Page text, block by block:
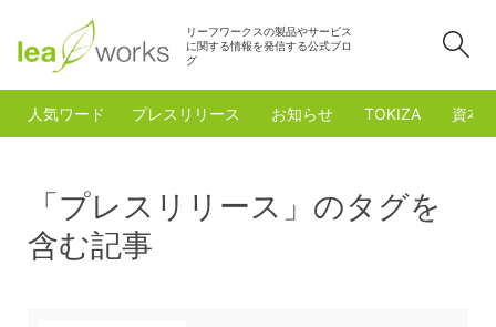
リーフワークスの製品やサービス
に関する情報を発信する公式ブロ
グ
人気ワード プレスリリース お知らせ TOKIZA 資本
「プレスリリース」のタグを
含む記事